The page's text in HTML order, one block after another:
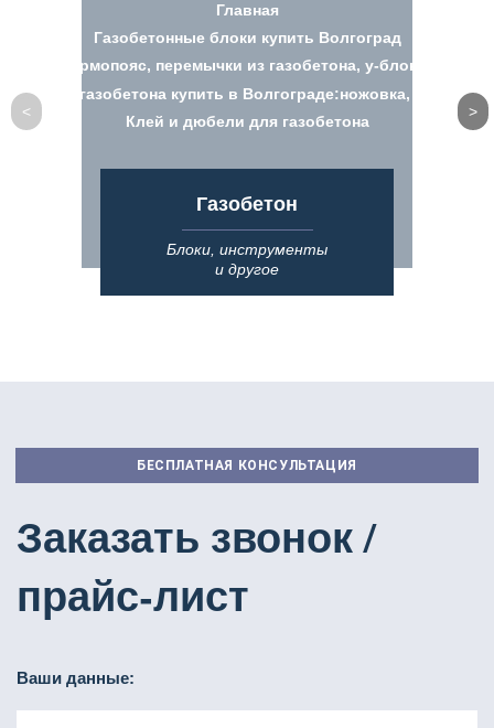
Главная
Газобетонные блоки купить Волгоград
Армопояс, перемычки из газобетона, у-блоки
для газобетона купить в Волгограде:ножовка, рубанок,
Клей и дюбели для газобетона
Газобетон
Блоки, инструменты
и другое
БЕСПЛАТНАЯ КОНСУЛЬТАЦИЯ
Заказать звонок /
прайс-лист
Ваши данные: